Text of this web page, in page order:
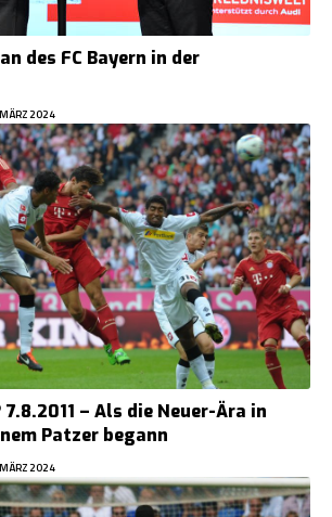
des FC Bayern in der
2024
– Als die Neuer-Ära in
Patzer begann
2024